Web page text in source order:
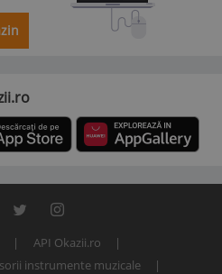
API Okazii.ro
instrumente muzicale